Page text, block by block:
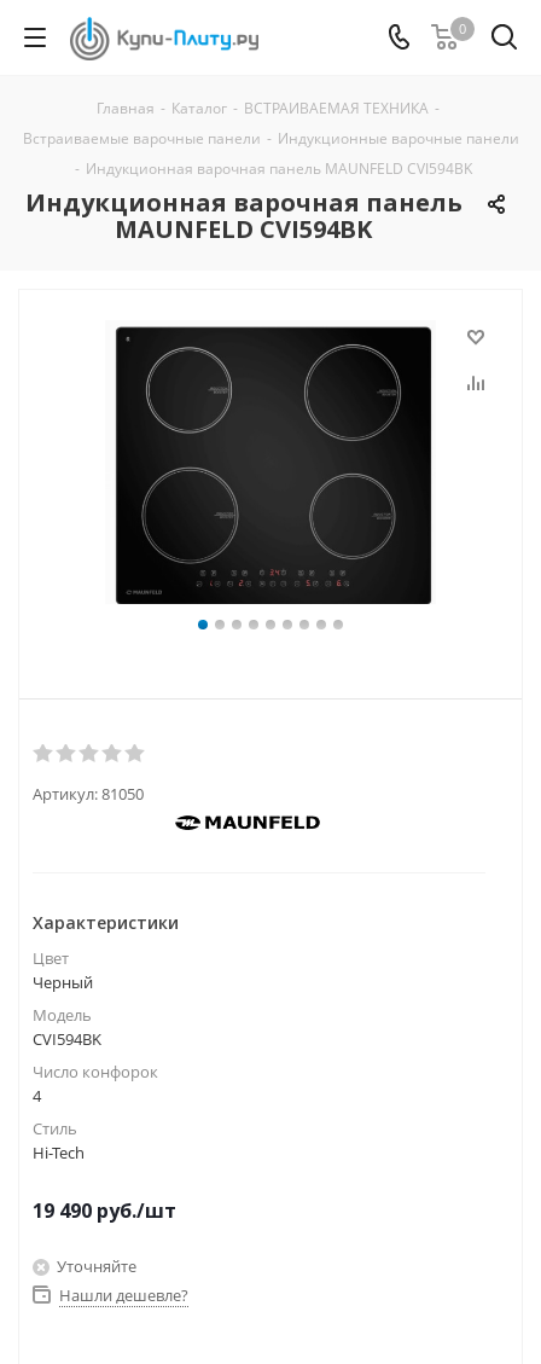
0
Главная - Каталог - ВСТРАИВАЕМАЯ ТЕХНИКА -
Встраиваемые варочные панели - Индукционные варочные панели
- Индукционная варочная панель MAUNFELD CVI594BK
Индукционная варочная панель
MAUNFELD CVI594BK
Артикул:81050
Характеристики
Цвет
Черный
Модель
CVI594BK
Число конфорок
4
Стиль
Hi-Tech
19 490 руб./шт
Уточняйте
Нашли дешевле?